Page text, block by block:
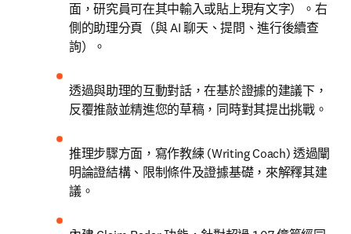
面，研究員可在其中輸入或貼上現有文字）。右
側的助理分頁（與 AI 聊天、提問、進行後續查
詢）。
透過與助理的互動對話，在基於證據的建議下，
反覆推敲並精進您的草稿，同時對其提出挑戰。
推理步驟方面，寫作教練 (Writing Coach) 透過闡
明論證結構、限制條件及證據基礎，來解釋其建
議。